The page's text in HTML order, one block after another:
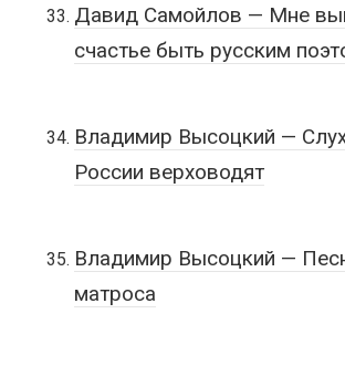
Давид Самойлов — Мне
счастье быть русским
Владимир Высоцкий —
России верховодят
Владимир Высоцкий —
матроса